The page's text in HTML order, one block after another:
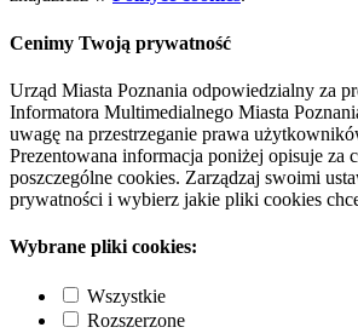
Cenimy Twoją prywatność
Urząd Miasta Poznania odpowiedzialny za
Informatora Multimedialnego Miasta
uwagę na przestrzeganie prawa
Prezentowana informacja poniżej opisuje za
poszczególne cookies. Zarządzaj swoimi
prywatności i wybierz jakie pliki cookies
Wybrane pliki cookies:
Wszystkie
Rozszerzone